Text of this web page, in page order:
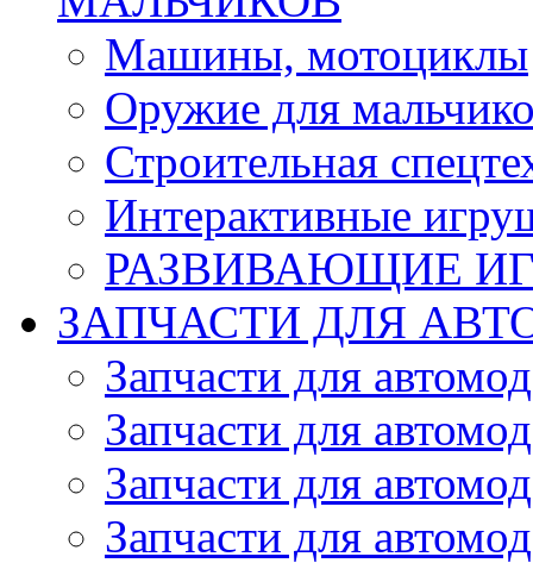
Машины, мотоциклы
Оружие для
Строительная
Интерактивные
РАЗВИВАЮЩИЕ
ЗАПЧАСТИ ДЛЯ
Запчасти для
Запчасти для
Запчасти для
Запчасти для